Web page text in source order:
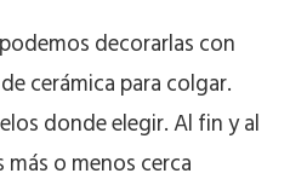
decorarlas con
de cerámica para colgar.
donde elegir. Al fin y al
o menos cerca